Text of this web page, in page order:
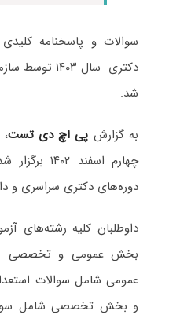
سوالات و پاسخنامه
دکتری سال
شد.
به گزارش پی اچ دی تست
چهارم
دوره‌های دکتری سراسری و
داوطلبان کلیه رشته‌های
بخش عمومی و تخصصی
عمومی شامل سوالات
و بخش تخصصی شامل